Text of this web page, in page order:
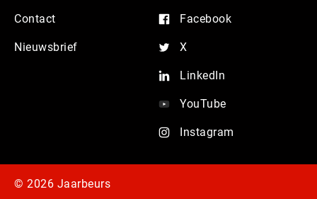
Contact
Nieuwsbrief
Facebook
X
LinkedIn
YouTube
Instagram
© 2026 Jaarbeurs